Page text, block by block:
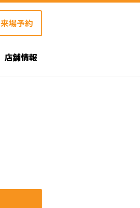
来場予約
店舗情報